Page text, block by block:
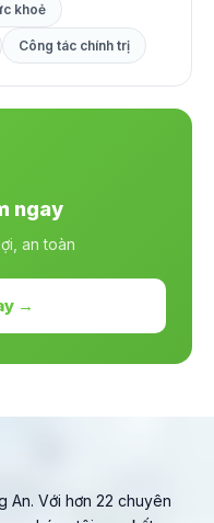
khoẻ
Công tác chính trị
ngay
an toàn
→
An. Với hơn 22 chuyên